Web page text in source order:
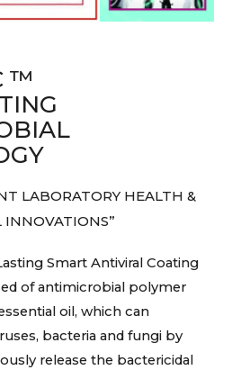
™
LABORATORY HEALTH &
Smart Antiviral Coating
of antimicrobial polymer
oil, which can
bacteria and fungi by
release the bactericidal